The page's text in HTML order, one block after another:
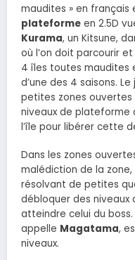
maudites » en français
plateforme en 2.5D
Kurama, un Kitsune,
où l’on doit parcourir
4 îles toutes maudites
d’une des 4 saisons.
petites zones
niveaux de plateforme
l’île pour libérer cette
Dans les zones
malédiction de la
résolvant de petites
débloquer des niveaux
atteindre celui du boss.
appelle Magatama,
niveaux.